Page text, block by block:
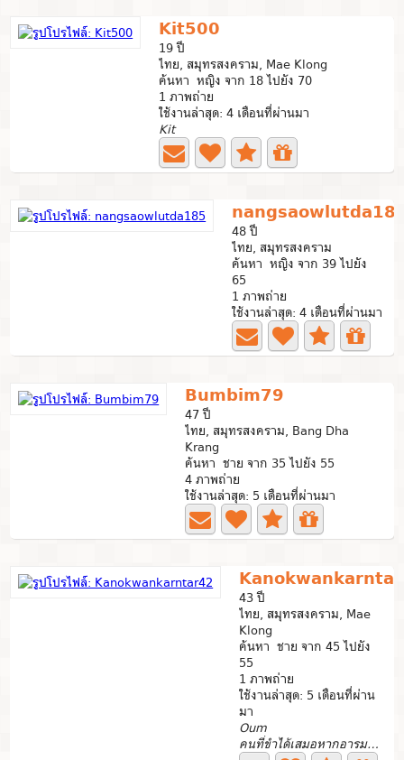
Kit500
19 ปี
ไทย, สมุทรสงคราม, Mae Klong
ค้นหา หญิง จาก 18 ไปยัง 70
1 ภาพถ่าย
ใช้งานล่าสุด: 4 เดือนที่ผ่านมา
Kit
48 ปี
ไทย, สมุทรสงคราม
ค้นหา หญิง จาก 39 ไปยัง
65
1 ภาพถ่าย
ใช้งานล่าสุด: 4 เดือนที่ผ่านมา
Bumbim79
47 ปี
ไทย, สมุทรสงคราม, Bang Dha
Krang
ค้นหา ชาย จาก 35 ไปยัง 55
4 ภาพถ่าย
ใช้งานล่าสุด: 5 เดือนที่ผ่านมา
43 ปี
ไทย, สมุทรสงคราม, Mae
Klong
ค้นหา ชาย จาก 45 ไปยัง
55
1 ภาพถ่าย
ใช้งานล่าสุด: 5 เดือนที่ผ่าน
มา
Oum
คนที่ขำได้เสมอหากอารมณ์ดี แต่ถ้าเครียดก้ออาจจะนิ่งๆไปเรย...